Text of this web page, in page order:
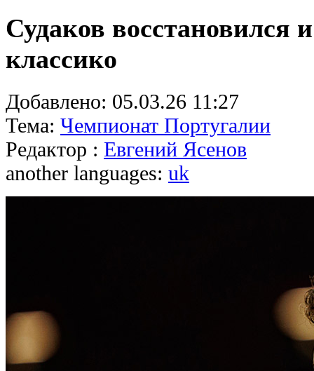
Судаков восстановился
классико
Добавлено: 05.03.26 11:27
Тема: Чемпионат Португалии
Редактор : Евгений Ясенов
another languages: uk